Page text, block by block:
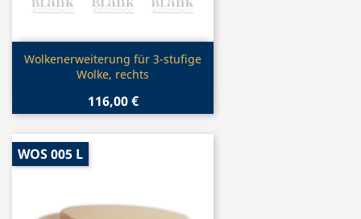
Vorschau
Wolkenerweiterung für 3-stufige
Wolke, rechts
116,00 €
WOS 005 L